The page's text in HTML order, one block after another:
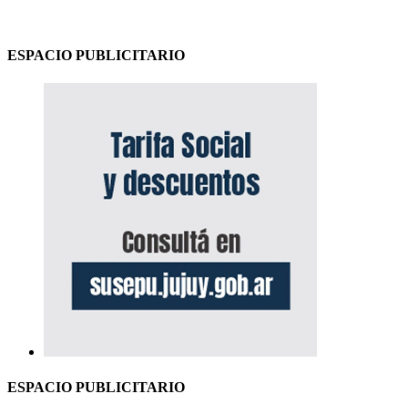
ESPACIO PUBLICITARIO
ESPACIO PUBLICITARIO